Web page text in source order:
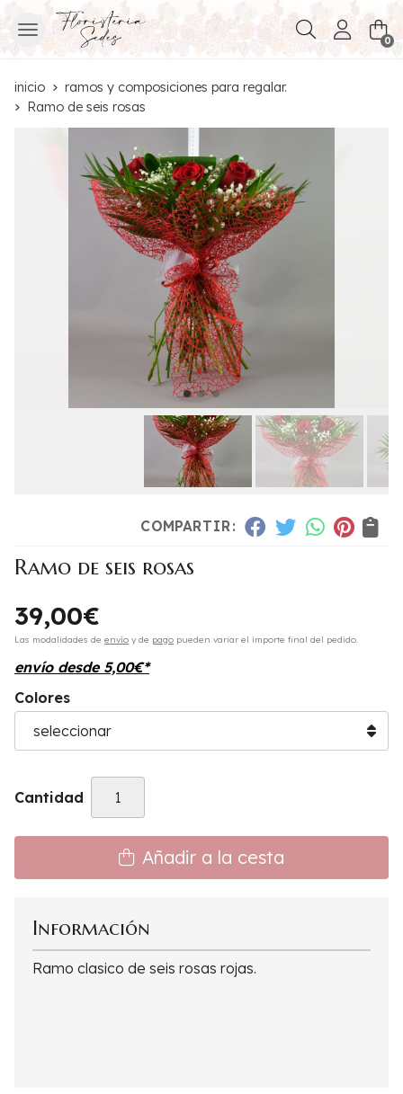
Buscar 0
inicio
ramos y composiciones para regalar.
Ramo de seis rosas
COMPARTIR:
Ramo de seis rosas
39,00€
Las modalidades de envío y de pago pueden variar el importe final del pedido.
envío desde 5,00€*
Colores
Cantidad
Añadir a la cesta
Información
Ramo clasico de seis rosas rojas.